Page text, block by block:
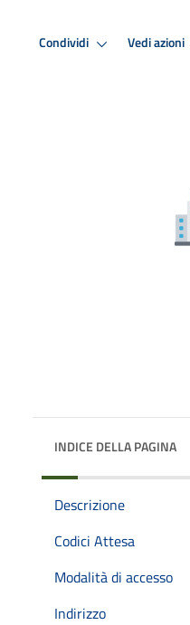
Condividi Vedi azioni
INDICE DELLA PAGINA
Descrizione
Codici Attesa
Modalità di accesso
Indirizzo